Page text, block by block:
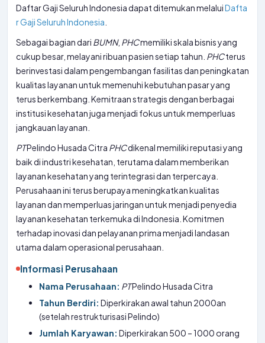
Daftar Gaji Seluruh Indonesia dapat ditemukan melaluiDafta
r Gaji Seluruh Indonesia
Sebagai bagian dari BUMN, PHCmemiliki skala bisnis yang
cukup besar, melayani ribuan pasien setiap tahun. PHCterus
berinvestasi dalam pengembangan fasilitas dan peningkatan
kualitas layanan untuk memenuhi kebutuhan pasar yang
terus berkembang. Kemitraan strategis dengan berbagai
institusi kesehatan juga menjadi fokus untuk memperluas
jangkauan layanan.
PTPelindo Husada Citra PHCdikenal memiliki reputasi yang
baik di industri kesehatan, terutama dalam memberikan
layanan kesehatan yang terintegrasi dan terpercaya.
Perusahaan ini terus berupaya meningkatkan kualitas
layanan dan memperluas jaringan untuk menjadi penyedia
layanan kesehatan terkemuka di Indonesia. Komitmen
terhadap inovasi dan pelayanan prima menjadi landasan
utama dalam operasional perusahaan.
Informasi Perusahaan
Nama Perusahaan: PTPelindo Husada Citra
Tahun Berdiri: Diperkirakan awal tahun 2000an
(setelah restrukturisasi Pelindo)
Jumlah Karyawan: Diperkirakan 500 – 1000 orang